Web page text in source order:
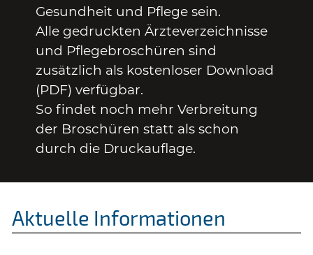
Gesundheit und Pflege sein.
Alle gedruckten Ärzteverzeichnisse
und Pflegebroschüren sind
zusätzlich als kostenloser Download
(PDF) verfügbar.
So findet noch mehr Verbreitung
der Broschüren statt als schon
durch die Druckauflage.
Aktuelle Informationen